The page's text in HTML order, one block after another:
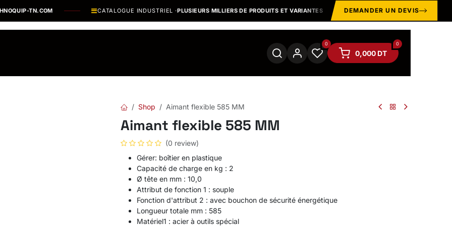
TN.COM CATALOGUE INDUSTRIEL · PLUSIEURS MILLIERS DE PRODUITS ET VARIANTES MARQUES & ÉQUIPEMENTS
DEMANDER UN DEVIS
0 0
0,000DT
Shop Aimant flexible 585 MM
Aimant flexible 585 MM
(0 review)
Gérer: boîtier en plastique
Capacité de charge en kg : 2
Ø tête en mm : 10,0
Attribut de fonction 1 : souple
Fonction d'attribut 2 : avec bouchon de sécurité énergétique
Longueur totale mm : 585
Matériel1 : acier à outils spécial